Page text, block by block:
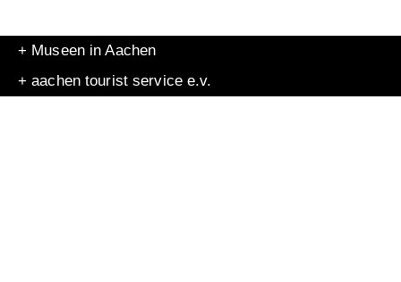
+ Museen in Aachen
+ aachen tourist service e.v.